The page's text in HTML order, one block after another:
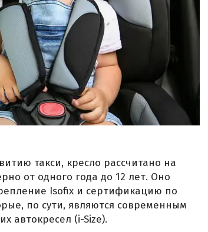
такси, кресло рассчитано на
от одного года до 12 лет. Оно
Isofix и сертификацию по
по сути, являются современным
автокресел (i-Size).